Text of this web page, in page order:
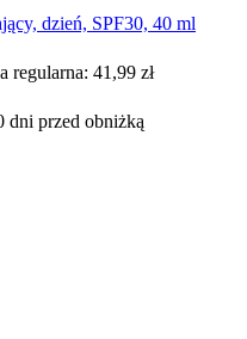
dzień, SPF30, 40 ml
regularna: 41,99 zł
dni przed obniżką